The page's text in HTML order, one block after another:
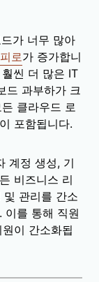
가 너무 많아
로가 증가합니
씬 더 많은 IT
드 과부하가 크
클라우드 로
포함됩니다.
계정 생성, 기
비즈니스 리
관리를 간소
이를 통해 직원
이 간소화됩